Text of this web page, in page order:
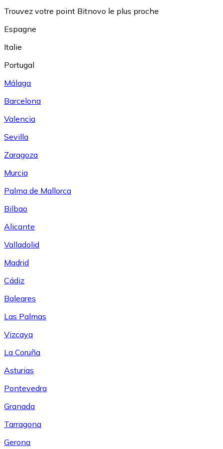
Trouvez votre point Bitnovo le plus proche
Espagne
Italie
Portugal
Málaga
Barcelona
Valencia
Sevilla
Zaragoza
Murcia
Palma de Mallorca
Bilbao
Alicante
Valladolid
Madrid
Cádiz
Baleares
Las Palmas
Vizcaya
La Coruña
Asturias
Pontevedra
Granada
Tarragona
Gerona